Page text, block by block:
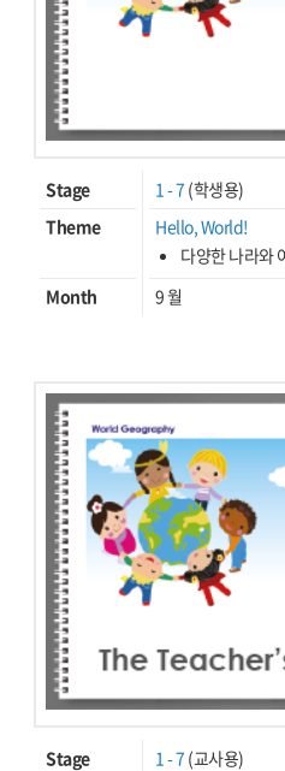
Stage 1 - 7 (학생용)
Theme
Hello, World!
다양한 나라와
Month
9 월
Stage 1 - 7 (교사용)